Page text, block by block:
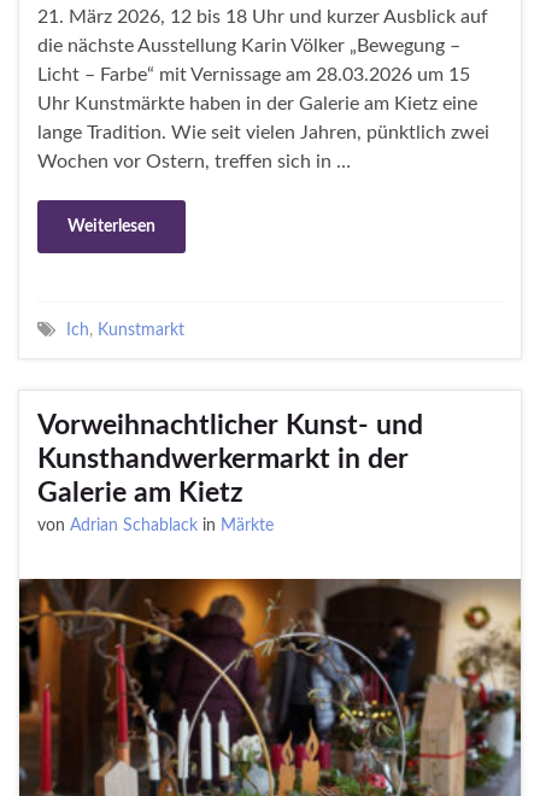
21. März 2026, 12 bis 18 Uhr und kurzer Ausblick auf
die nächste Ausstellung Karin Völker „Bewegung –
Licht – Farbe“ mit Vernissage am 28.03.2026 um 15
Uhr Kunstmärkte haben in der Galerie am Kietz eine
lange Tradition. Wie seit vielen Jahren, pünktlich zwei
Wochen vor Ostern, treffen sich in …
Weiterlesen
Ich, Kunstmarkt
Vorweihnachtlicher Kunst- und
Kunsthandwerkermarkt in der
Galerie am Kietz
von Adrian Schablack in Märkte